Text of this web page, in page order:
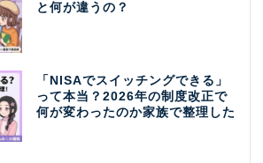
と何が違うの？
「NISAでスイッチングできる」
って本当？2026年の制度改正で
何が変わったのか家族で整理した